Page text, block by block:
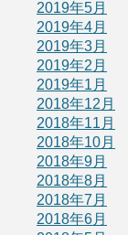
2019年5月
2019年4月
2019年3月
2019年2月
2019年1月
2018年12月
2018年11月
2018年10月
2018年9月
2018年8月
2018年7月
2018年6月